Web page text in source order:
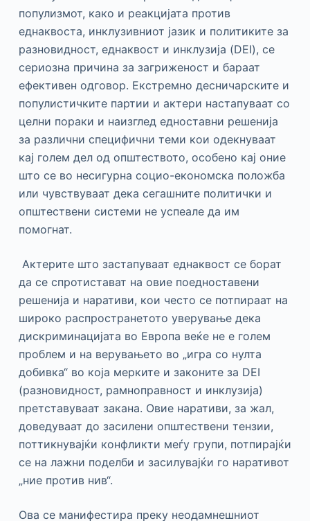
популизмот, како и реакцијата против
еднаквоста, инклузивниот јазик и политиките за
разновидност, еднаквост и инклузија (DEI), се
сериозна причина за загриженост и бараат
ефективен одговор. Екстремно десничарските и
популистичките партии и актери настапуваат со
целни пораки и наизглед едноставни решенија
за различни специфични теми кои одекнуваат
кај голем дел од општеството, особено кај оние
што се во несигурна социо-економска положба
или чувствуваат дека сегашните политички и
општествени системи не успеале да им
помогнат.
Актерите што застапуваат еднаквост се борат
да се спротистават на овие поедноставени
решенија и наративи, кои често се потпираат на
широко распространетото уверување дека
дискриминацијата во Европа веќе не е голем
проблем и на верувањето во „игра со нулта
добивка“ во која мерките и законите за DEI
(разновидност, рамноправност и инклузија)
претставуваат закана. Овие наративи, за жал,
доведуваат до засилени општествени тензии,
поттикнувајќи конфликти меѓу групи, потпирајќи
се на лажни поделби и засилувајќи го наративот
„ние против нив“.
Ова се манифестира преку неодамнешниот